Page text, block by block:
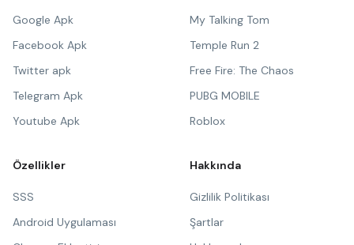
Google Apk
Facebook Apk
Twitter apk
Telegram Apk
Youtube Apk
My Talking Tom
Temple Run 2
Free Fire: The Chaos
PUBG MOBILE
Roblox
Özellikler
SSS
Android Uygulaması
Hakkında
Gizlilik Politikası
Şartlar